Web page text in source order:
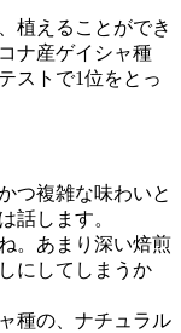
植えることができ
ナ産ゲイシャ種
ストで1位をとっ
つ複雑な味わいと
話します。
。あまり深い焙煎
にしてしまうか
種の、ナチュラル